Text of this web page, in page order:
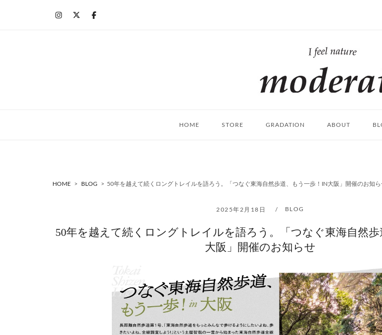
ム
HOME STORE GRADATION ABOUT
HOME > BLOG > 50年を越えて続くロングトレイルを語ろう。「つなぐ東海自然歩道、もう一歩！IN大阪」開催のお知ら
2025年2月18日 BLOG
50年を越えて続くロングトレイルを語ろう。「つなぐ東海自然
大阪」開催のお知らせ